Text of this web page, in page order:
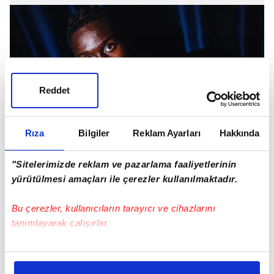
Rıza Bilgiler Reklam Ayarları Hakkında
"Sitelerimizde reklam ve pazarlama faaliyetlerinin
yürütülmesi amaçları ile çerezler kullanılmaktadır.
Bu çerezler, kullanıcıların tarayıcı ve cihazlarını
tanımlayarak çalışırlar.
Bu çerezlere izin vermeniz halinde sizlere özel
Reddet
günlerde netlik kazanması bekleniyor.